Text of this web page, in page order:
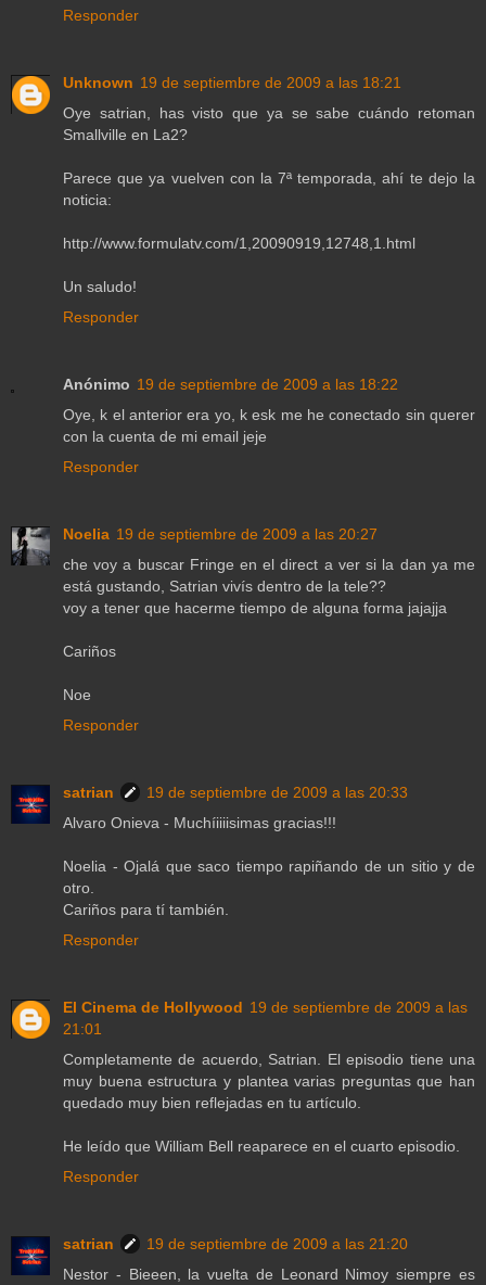
Responder
Unknown 19 de septiembre de 2009 a las 18:21
Oye satrian, has visto que ya se sabe cuándo retoman
Smallville en La2?
Parece que ya vuelven con la 7ª temporada, ahí te dejo la
noticia:
http://www.formulatv.com/1,20090919,12748,1.html
Un saludo!
Responder
Anónimo 19 de septiembre de 2009 a las 18:22
Oye, k el anterior era yo, k esk me he conectado sin querer
con la cuenta de mi email jeje
Responder
Noelia 19 de septiembre de 2009 a las 20:27
che voy a buscar Fringe en el direct a ver si la dan ya me
está gustando, Satrian vivís dentro de la tele??
voy a tener que hacerme tiempo de alguna forma jajajja
Cariños
Noe
Responder
satrian
19 de septiembre de 2009 a las 20:33
Alvaro Onieva - Muchíiiiisimas gracias!!!
Noelia - Ojalá que saco tiempo rapiñando de un sitio y de
otro.
Cariños para tí también.
Responder
El Cinema de Hollywood 19 de septiembre de 2009 a las
21:01
Completamente de acuerdo, Satrian. El episodio tiene una
muy buena estructura y plantea varias preguntas que han
quedado muy bien reflejadas en tu artículo.
He leído que William Bell reaparece en el cuarto episodio.
Responder
satrian
19 de septiembre de 2009 a las 21:20
Nestor - Bieeen, la vuelta de Leonard Nimoy siempre es